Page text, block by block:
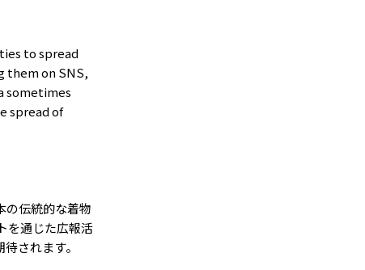
to spread
them on SNS,
sometimes
spread of
の伝統的な着物
を通じた広報活
されます。